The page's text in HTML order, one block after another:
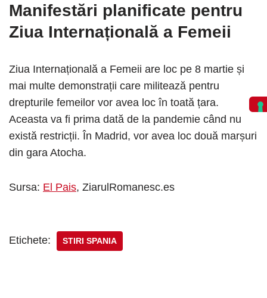
Manifestări planificate pentru
Ziua Internațională a Femeii
Ziua Internațională a Femeii are loc pe 8 martie și
mai multe demonstrații care militează pentru
drepturile femeilor vor avea loc în toată țara.
Aceasta va fi prima dată de la pandemie când nu
există restricții. În Madrid, vor avea loc două marșuri
din gara Atocha.
Sursa: El Pais, ZiarulRomanesc.es
Etichete: STIRI SPANIA